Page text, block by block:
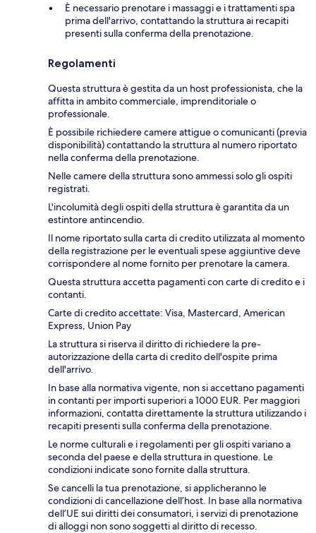
È necessario prenotare i massaggi e i trattamenti spa
prima dell'arrivo, contattando la struttura ai recapiti
presenti sulla conferma della prenotazione.
Regolamenti
Questa struttura è gestita da un host professionista, che la
affitta in ambito commerciale, imprenditoriale o
professionale.
È possibile richiedere camere attigue o comunicanti (previa
disponibilità) contattando la struttura al numero riportato
nella conferma della prenotazione.
Nelle camere della struttura sono ammessi solo gli ospiti
registrati.
L'incolumità degli ospiti della struttura è garantita da un
estintore antincendio.
Il nome riportato sulla carta di credito utilizzata al momento
della registrazione per le eventuali spese aggiuntive deve
corrispondere al nome fornito per prenotare la camera.
Questa struttura accetta pagamenti con carte di credito e i
contanti.
Carte di credito accettate: Visa, Mastercard, American
Express, Union Pay
La struttura si riserva il diritto di richiedere la pre-
autorizzazione della carta di credito dell'ospite prima
dell'arrivo.
In base alla normativa vigente, non si accettano pagamenti
in contanti per importi superiori a 1000 EUR. Per maggiori
informazioni, contatta direttamente la struttura utilizzando i
recapiti presenti sulla conferma della prenotazione.
Le norme culturali e i regolamenti per gli ospiti variano a
seconda del paese e della struttura in questione. Le
condizioni indicate sono fornite dalla struttura.
Se cancelli la tua prenotazione, si applicheranno le
condizioni di cancellazione dell’host. In base alla normativa
dell’UE sui diritti dei consumatori, i servizi di prenotazione
di alloggi non sono soggetti al diritto di recesso.